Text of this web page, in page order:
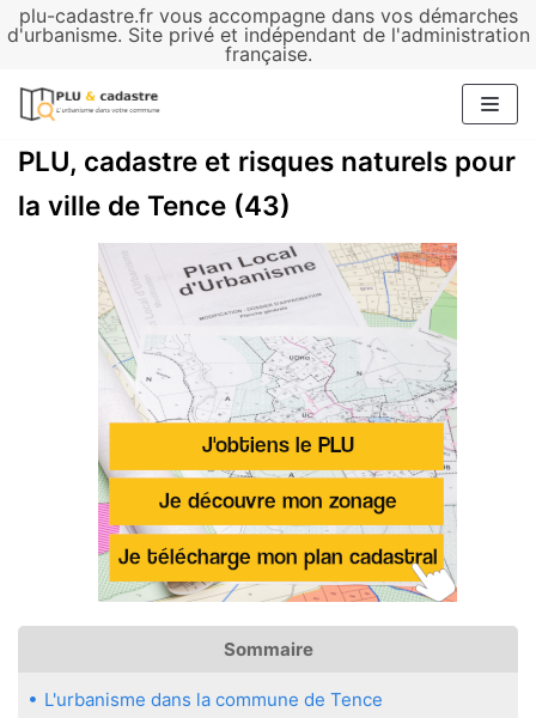
plu-cadastre.fr vous accompagne dans vos démarches
d'urbanisme. Site privé et indépendant de l'administration
française.
Aller
contenu
PLU, cadastre et risques naturels pour
la ville de Tence (43)
Sommaire
L'urbanisme dans la commune de Tence